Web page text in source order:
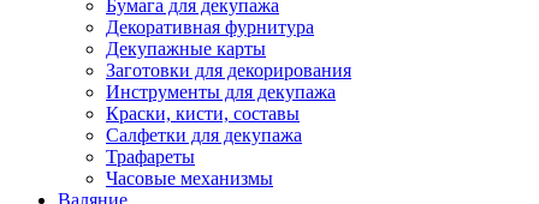
Бумага для декупажа
Декоративная фурнитура
Декупажные карты
Заготовки для декорирования
Инструменты для декупажа
Краски, кисти, составы
Салфетки для декупажа
Трафареты
Часовые механизмы
Валяние